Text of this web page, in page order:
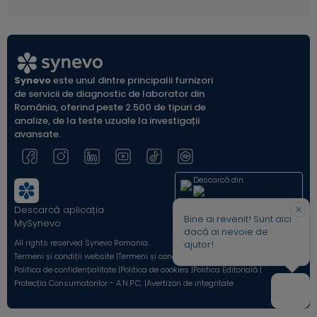
Synevoeste unul dintre principalii furnizori
de servicii de diagnostic de laborator din
România, oferind peste 2.500 de tipuri de
analize, de la teste uzuale la investigații
avansate.
Descarcă aplicația
MySynevo
Descarcă din
All rights reserved Synevo Romania.
Termeni și condiții website |Termeni și condiții Shop Online |
Politica de confidențialitate |Politica de cookies |Politica Editorială |
Protecția Consumatorilor - A.N.P.C. |Avertizori de integritate
Bine ai revenit! Sunt aici
dacă ai nevoie de
ajutor!